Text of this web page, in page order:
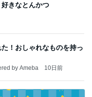
きなとんかつ
！おしゃれなものを持っ
by Ameba 10日前